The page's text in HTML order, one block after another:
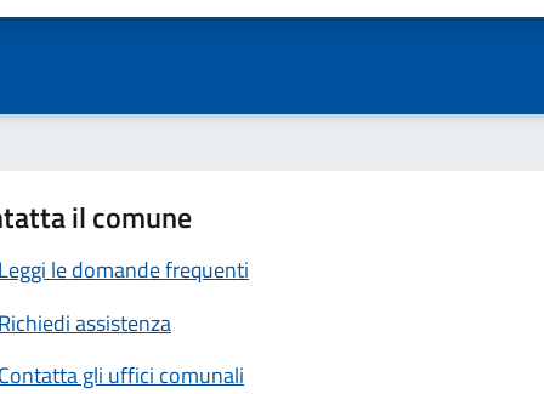
il comune
Leggi le domande frequenti
Richiedi assistenza
Contatta gli uffici comunali